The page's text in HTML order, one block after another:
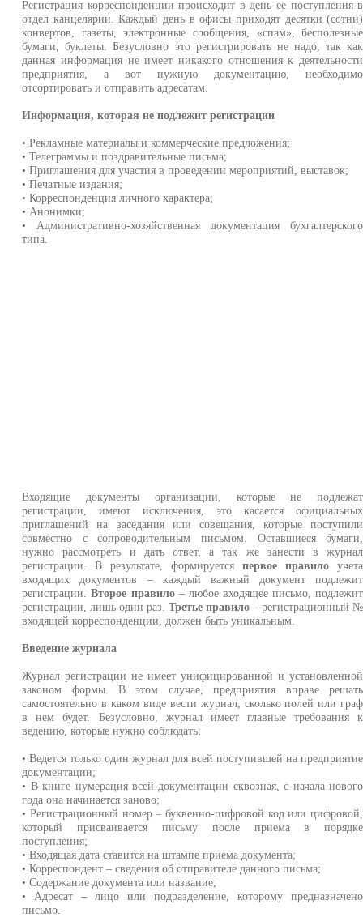
Регистрация корреспонденции происходит в день ее поступления в
отдел канцелярии. Каждый день в офисы приходят десятки (сотни)
конвертов, газеты, электронные сообщения, «спам», бесполезные
бумаги, буклеты. Безусловно это регистрировать не надо, так как
данная информация не имеет никакого отношения к деятельности
предприятия, а вот нужную документацию, необходимо
отсортировать и отправить адресатам.
Информация, которая не подлежит регистрации
• Рекламные материалы и коммерческие предложения;
• Телеграммы и поздравительные письма;
• Приглашения для участия в проведении мероприятий, выставок;
• Печатные издания;
• Корреспонденция личного характера;
• Анонимки;
• Административно-хозяйственная документация бухгалтерского
типа.
Входящие документы организации, которые не подлежат
регистрации, имеют исключения, это касается официальных
приглашений на заседания или совещания, которые поступили
совместно с сопроводительным письмом. Оставшиеся бумаги,
нужно рассмотреть и дать ответ, а так же занести в журнал
регистрации. В результате, формируетсяпервое правило учета
входящих документов – каждый важный документ подлежит
регистрации.Второе правило– любое входящее письмо, подлежит
регистрации, лишь один раз.Третье правило – регистрационный №
входящей корреспонденции, должен быть уникальным.
Введение журнала
Журнал регистрации не имеет унифицированной и установленной
законом формы. В этом случае, предприятия вправе решать
самостоятельно в каком виде вести журнал, сколько полей или граф
в нем будет. Безусловно, журнал имеет главные требования к
ведению, которые нужно соблюдать:
• Ведется только один журнал для всей поступившей на предприятие
документации;
• В книге нумерация всей документации сквозная, с начала нового
года она начинается заново;
• Регистрационный номер – буквенно-цифровой код или цифровой,
который присваивается письму после приема в порядке
поступления;
• Входящая дата ставится на штампе приема документа;
• Корреспондент – сведения об отправителе данного письма;
• Содержание документа или название;
• Адресат – лицо или подразделение, которому предназначено
письмо.